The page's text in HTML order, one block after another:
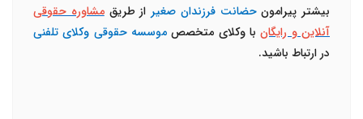
بیشتر پیرامونحضانت فرزندان صغیر از طریق مشاوره حقوقی
آنلاین و رایگانبا وکلای متخصص موسسه حقوقی وکلای تلفنی
در ارتباط باشید.